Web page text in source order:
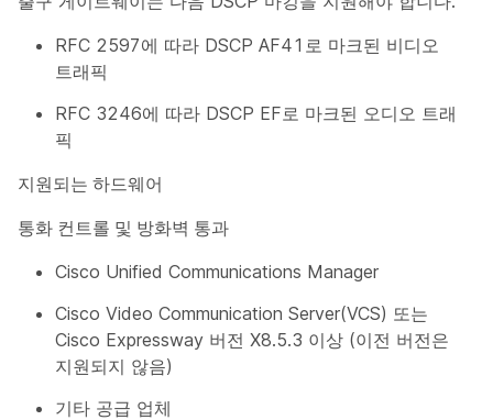
RFC 2597에 따라 DSCP AF41로 마크된 비디오
트래픽
RFC 3246에 따라 DSCP EF로 마크된 오디오 트래
픽
지원되는 하드웨어
통화 컨트롤 및 방화벽 통과
Cisco Unified Communications Manager
Cisco Video Communication Server(VCS) 또는
Cisco Expressway 버전 X8.5.3 이상 (이전 버전은
지원되지 않음)
기타 공급 업체